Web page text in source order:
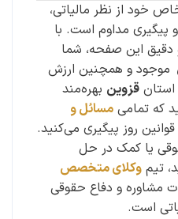
خود از نظر مالیاتی،
پیگیری مداوم است. با
دقیق این صفحه، شما
موجود و همچنین ارزش
استان قزوین بهره‌مند
که تمامی مسائل و
روز پیگیری می‌کنید.
یا کمک در حل
تیم وکلای متخصص
مشاوره و دفاع حقوقی
است.